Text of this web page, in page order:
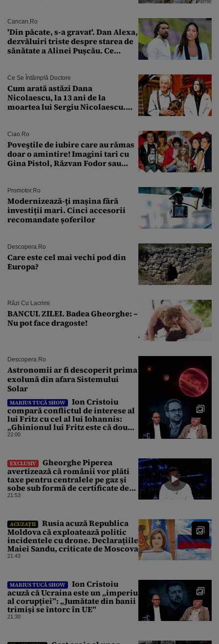
Cancan.ro
'Din păcate, s-a gravat'. Dan Alexa,
dezvăluiri triste despre starea de
sănătate a Alinei Pușcău. Ce
Ce Se Întâmplă Doctore
Cum arată astăzi Dana
Nicolaescu, la 13 ani de la
moartea lui Sergiu Nicolaescu.
Ciao.ro
Poveştile de iubire care au rămas
doar o amintire! Imagini tari cu
Gina Pistol, Răzvan Fodor sau
Promotor.ro
Modernizează-ți mașina fără
investiții mari. Cinci accesorii
recomandate șoferilor
Descopera.ro
Care este cel mai vechi pod din
Europa?
Râzi Cu Lacrimi
BANCUL ZILEI. Badea Gheorghe: –
Nu pot face dragoste!
Descopera.ro
Astronomii ar fi descoperit prima
exolună din afara Sistemului
Solar
MARIUS TUCĂ SHOW
Ion Cristoiu
compară conflictul de interese al
lui Fritz cu cel al lui Iohannis:
„Ghinionul lui Fritz este că două
instanțe l-au declarat
22:00
EXCLUSIV
Gheorghe Piperea
avertizează că românii vor plăti
taxe pentru centralele pe gaz și
sobe sub formă de certificate de
CO2
21:53
ACUZAȚII
Rusia acuză Republica
Moldova că exploatează politic
incidentele cu drone. Declarațiile
Maiei Sandu, criticate de Moscova
21:43
MARIUS TUCĂ SHOW
Ion Cristoiu
acuză că Ucraina este un „imperiu
al corupției”: „Jumătate din banii
trimiși se întorc în UE”
21:30